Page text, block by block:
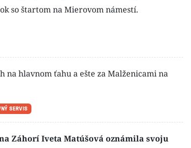
so štartom na Mierovom námestí.
SERVIS
na hlavnom ťahu a ešte za Malženicami na
Záhorí Iveta Matúšová oznámila svoju